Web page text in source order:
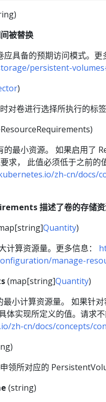
被替换
应具备的预期访问模式。更
persistent-
)
对卷进行选择所执行的标签
的最小资源。 如果启用了
求， 此值必须低于之前
zh-cn/docs/
描述了卷的存储资
Quantity)
计算资源量。更多信息：
manage-
(map[string]Quantity)
小计算资源量。 如果针
体实现所定义的值。请求不
zh-cn/docs/concepts/
领所对应的
(string)